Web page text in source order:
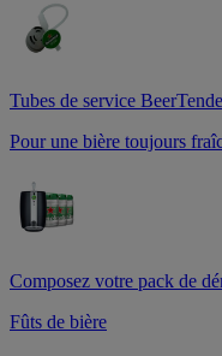
Tubes de service
Pour une bière toujours
Composez votre pack de
Fûts de bière